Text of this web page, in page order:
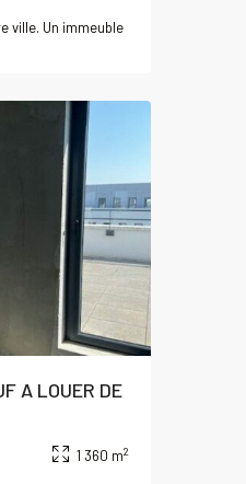
ville. Un immeuble
A LOUER DE
1 360 m2